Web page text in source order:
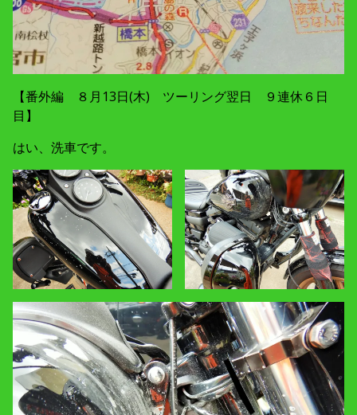
【番外編 ８月13日(木) ツーリング翌日 ９連休６日
目】
はい、洗車です。